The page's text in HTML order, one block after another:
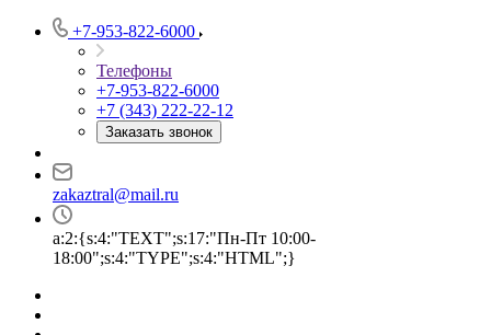
+7-953-822-6000
Телефоны
+7-953-822-6000
+7 (343) 222-22-12
Заказать звонок
zakaztral@mail.ru
a:2:{s:4:"TEXT";s:17:"Пн-Пт 10:00-
18:00";s:4:"TYPE";s:4:"HTML";}